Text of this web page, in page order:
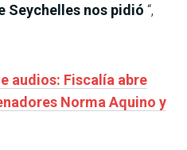
Seychelles nos pidió “,
audios: Fiscalía abre
Norma Aquino y